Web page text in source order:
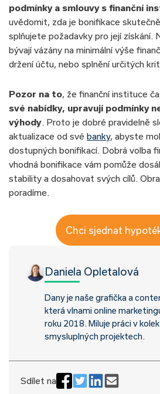
podmínky a smlouvy s finanční
uvědomit, zda je bonifikace
splňujete požadavky pro její získání.
bývají vázány na minimální výše
držení účtu, nebo splnění určitých
Pozor na to , že finanční instituce
své nabídky, upravují podmínky
výhody . Proto je dobré pravidelně
aktualizace od své banky, abyste
dostupných bonifikací. Dobrá volba
vhodná bonifikace vám pomůže
stability a dosahovat svých cílů.
poradíme.
Chci sjednat
Daniela Opletalová
Dany je naše grafička a
která vlnami online
roku 2018. Miluje práci v
smysluplných projektech.
Sdílet na